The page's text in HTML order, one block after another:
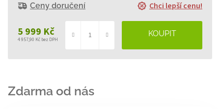
5 999 Kč
4 957,90 Kč bez DPH
cena:
Ceny doručení Chci lepší cenu!